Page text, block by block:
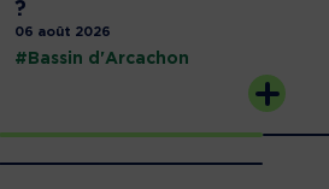
?
06 août 2026
#Bassin d'Arcachon